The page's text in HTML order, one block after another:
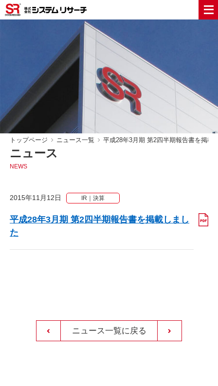
トップページ ニュース一覧 平成28年3月期 第2四半期報告書を掲載
ニュース
NEWS
2015年11月12日 IR｜決算
平成28年3月期 第2四半期報告書を掲載しまし
た
ニュース一覧に戻る